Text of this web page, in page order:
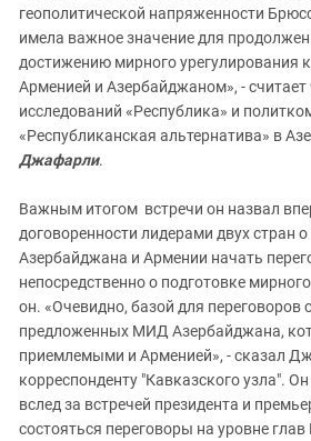
геополитической напряженности
имела важное значение для
достижению мирного урегулирования
Арменией и Азербайджаном», - считает
исследований «Республика» и
«Республиканская альтернатива» в
Джафарли.
Важным итогом встречи он назвал
договоренности лидерами двух стран
Азербайджана и Армении начать
непосредственно о подготовке
он. «Очевидно, базой для переговоров
предложенных МИД Азербайджана,
приемлемыми и Арменией», - сказал
корреспонденту "Кавказского узла".
вслед за встречей президента и
состояться переговоры на уровне